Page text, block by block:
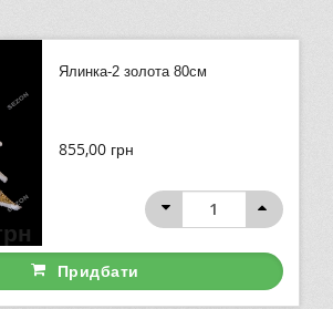
Ялинка-2 золота 80см
855,00 грн
Придбати